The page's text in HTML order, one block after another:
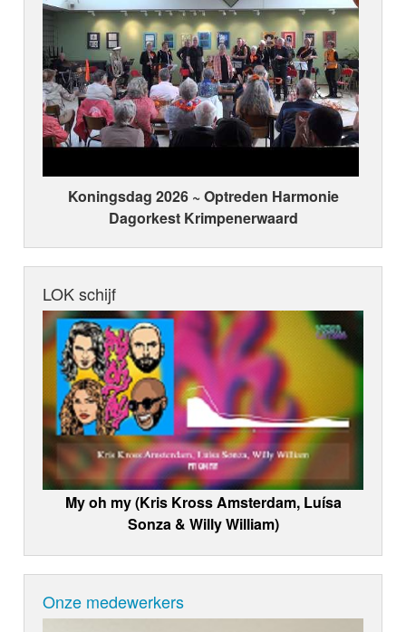
Koningsdag 2026 ~ Optreden Harmonie
Dagorkest Krimpenerwaard
LOK schijf
My oh my (Kris Kross Amsterdam, Luísa
Sonza & Willy William)
Onze medewerkers